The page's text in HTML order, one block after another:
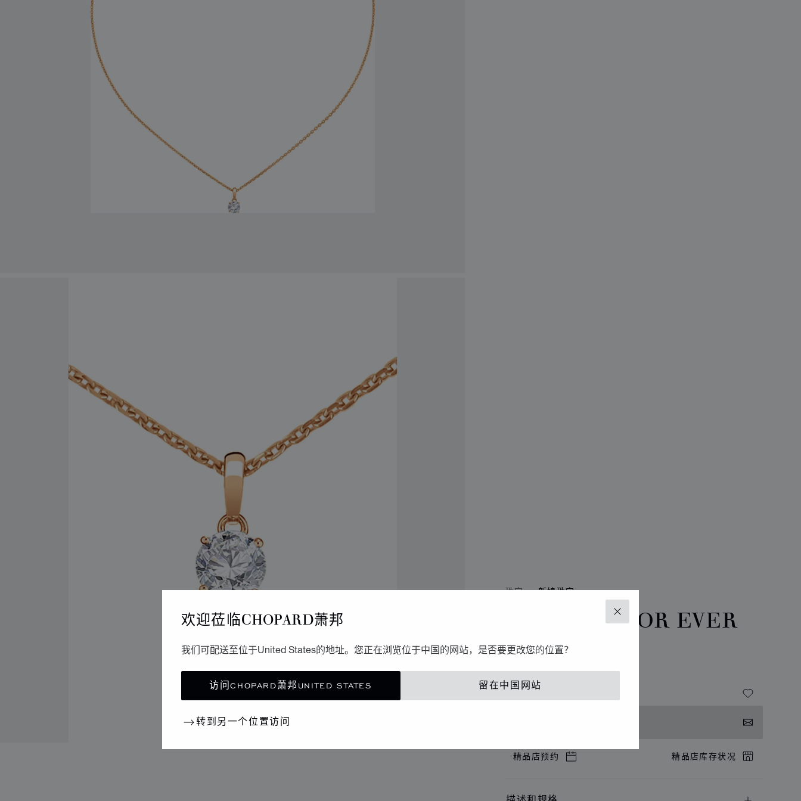
关闭
欢迎莅临CHOPARD萧邦
我们可配送至位于United States的地址。您正在浏览位于中国的网站，是否要更改您的位置？
访问CHOPARD萧邦UNITED STATES 留在中国网站
转到另一个位置访问
珠宝 新娘珠宝
CHOPARD FOR EVER
吊坠
吊坠、玫瑰金、钻石
精品店预约 精品店库存状况